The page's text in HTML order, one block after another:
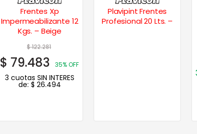
Frentes Xp
Impermeabilizante 12
Kgs. – Beige
$122.281
$ 79.483 35% OFF
3 cuotas SIN INTERES
de: $ 26.494
Plavipint Frentes
Profesional 20 Lts. –